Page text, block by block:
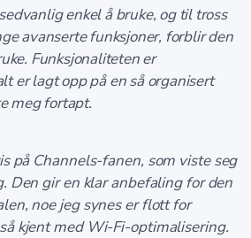
enkel å bruke, og til tross
avanserte funksjoner, forblir den
Funksjonaliteten er
er lagt opp på en så organisert
meg fortapt.
på Channels-fanen, som viste seg
Den gir en klar anbefaling for den
noe jeg synes er flott for
kjent med Wi-Fi-optimalisering.